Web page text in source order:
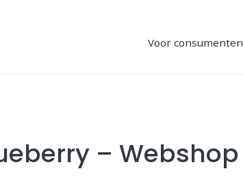
Voor consumenten
– Webshop